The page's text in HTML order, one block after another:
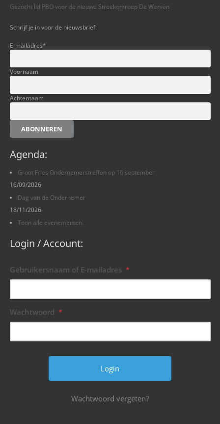
Gezocht lid PBO voor de nieuwe Streekomroep De Werven
Schrijf je in voor de nieuwsbrief:
E-mailadres*
Voornaam
Achternaam
ABONNEREN
Agenda:
Groot Fries Ondernemerstreffen op 16 september
16/09/2026
Dag van de Ondernemer
18/11/2026
Toon alle evenementen.
Login / Account:
Gebruikersnaam of E-mailadres *
Wachtwoord *
Wachtwoord vergeten?